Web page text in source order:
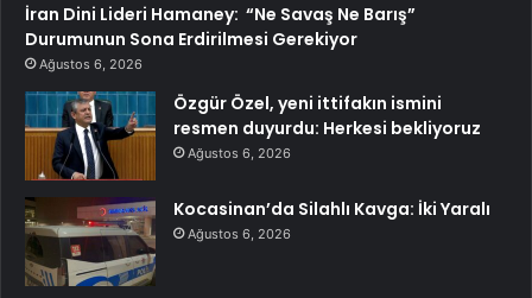
İran Dini Lideri Hamaney: “Ne Savaş Ne Barış”
Durumunun Sona Erdirilmesi Gerekiyor
Ağustos 6, 2026
Özgür Özel, yeni ittifakın ismini
resmen duyurdu: Herkesi bekliyoruz
Ağustos 6, 2026
Kocasinan’da Silahlı Kavga: İki Yaralı
Ağustos 6, 2026